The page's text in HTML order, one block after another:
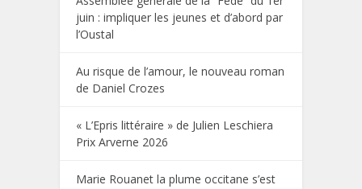
juin : impliquer les jeunes et d’abord par
l’Oustal
Au risque de l’amour, le nouveau roman
de Daniel Crozes
« L’Epris littéraire » de Julien Leschiera
Prix Arverne 2026
Marie Rouanet la plume occitane s’est